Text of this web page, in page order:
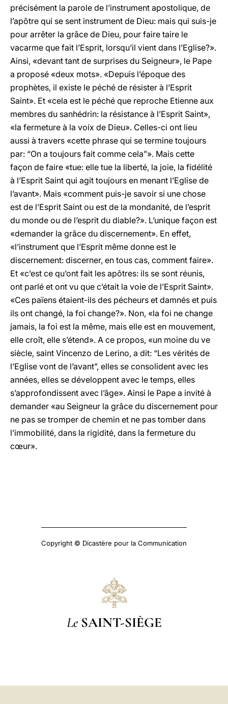
précisément la parole de l’instrument apostolique, de
l’apôtre qui se sent instrument de Dieu: mais qui suis-je
pour arrêter la grâce de Dieu, pour faire taire le
vacarme que fait l’Esprit, lorsqu’il vient dans l’Eglise?».
Ainsi, «devant tant de surprises du Seigneur», le Pape
a proposé «deux mots». «Depuis l’époque des
prophètes, il existe le péché de résister à l’Esprit
Saint». Et «cela est le péché que reproche Etienne aux
membres du sanhédrin: la résistance à l’Esprit Saint»,
«la fermeture à la voix de Dieu». Celles-ci ont lieu
aussi à travers «cette phrase qui se termine toujours
par: “On a toujours fait comme cela”». Mais cette
façon de faire «tue: elle tue la liberté, la joie, la fidélité
à l’Esprit Saint qui agit toujours en menant l’Eglise de
l’avant». Mais «comment puis-je savoir si une chose
est de l’Esprit Saint ou est de la mondanité, de l’esprit
du monde ou de l’esprit du diable?». L’unique façon est
«demander la grâce du discernement». En effet,
«l’instrument que l’Esprit même donne est le
discernement: discerner, en tous cas, comment faire».
Et «c’est ce qu’ont fait les apôtres: ils se sont réunis,
ont parlé et ont vu que c’était la voie de l’Esprit Saint».
«Ces païens étaient-ils des pécheurs et damnés et puis
ils ont changé, la foi change?». Non, «la foi ne change
jamais, la foi est la même, mais elle est en mouvement,
elle croît, elle s’étend». A ce propos, «un moine du ve
siècle, saint Vincenzo de Lerino, a dit: “Les vérités de
l’Eglise vont de l’avant”, elles se consolident avec les
années, elles se développent avec le temps, elles
s’approfondissent avec l’âge». Ainsi le Pape a invité à
demander «au Seigneur la grâce du discernement pour
ne pas se tromper de chemin et ne pas tomber dans
l’immobilité, dans la rigidité, dans la fermeture du
cœur».
Copyright © Dicastère pour la Communication
Le SAINT-SIÈGE